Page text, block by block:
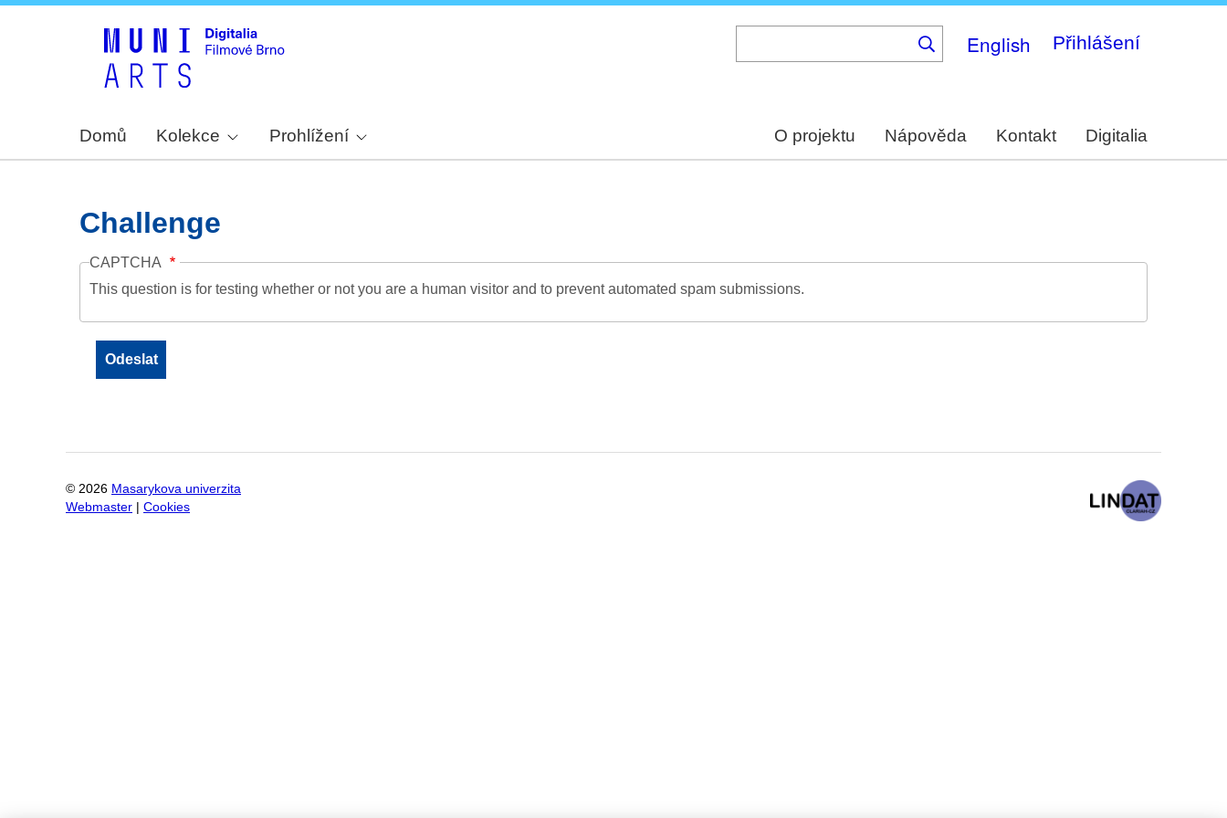
English Přihlášení
Domů Kolekce Prohlížení O projektu Nápověda Kontakt Digitalia
Challenge
CAPTCHA
This question is for testing whether or not you are a human visitor and to prevent automated spam submissions.
© 2026 Masarykova univerzita
Webmaster
Cookies